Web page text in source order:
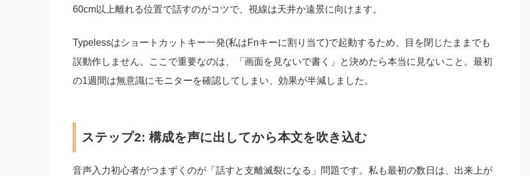
60cm以上離れる位置で話すのがコツで、視線は天井か遠景に向けます。
Typelessはショートカットキー一発(私はFnキーに割り当て)で起動するため、目を閉じたままでも
誤動作しません。ここで重要なのは、「画面を見ないで書く」と決めたら本当に見ないこと。最初
の1週間は無意識にモニターを確認してしまい、効果が半減しました。
ステップ2: 構成を声に出してから本文を吹き込む
音声入力初心者がつまずくのが「話すと支離滅裂になる」問題です。私も最初の数日は、出来上が